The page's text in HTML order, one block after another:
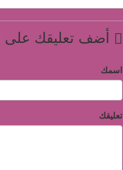
أضف تعليقك على
اسمك
تعليقك